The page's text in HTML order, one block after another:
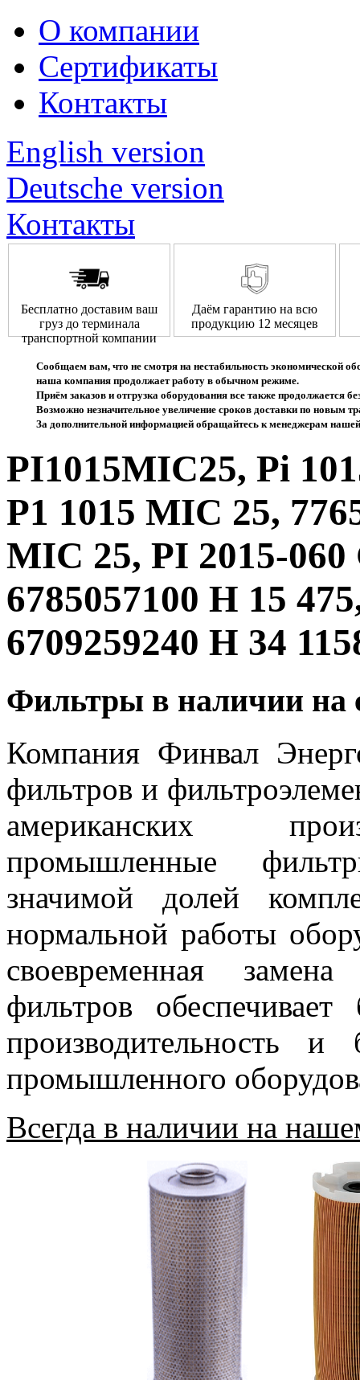
О компании
Сертификаты
Контакты
English version
Deutsche version
Контакты
Бесплатно доставим ваш
груз до терминала
транспортной компании
Даём гарантию на всю
продукцию 12 месяцев
Сообщаем вам, что не смотря на нестабильность экономической
наша компания продолжает работу в обычном режиме.
Приём заказов и отгрузка оборудования все также продолжается
Возможно незначительное увеличение сроков доставки по новым
За дополнительной информацией обращайтесь к менеджерам
PI1015MIC25, Pi
P1 1015 MIC 25,
MIC 25, PI 2015-060
6785057100 H 15
6709259240 H 34
Фильтры в наличии на
Компания Финвал
фильтров и
американских
промышленные
значимой долей
нормальной работы
своевременная
фильтров обеспечивает
производительность и
промышленного
Всегда в наличии на